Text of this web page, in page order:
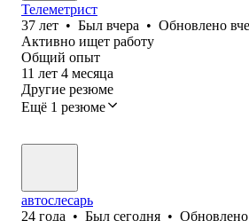
Телеметрист
37 лет • Был вчера • Обновлено
Активно ищет работу
Общий опыт
11 лет 4 месяца
Другие резюме
Ещё 1 резюме
автослесарь
24 года • Был сегодня • Обновлено